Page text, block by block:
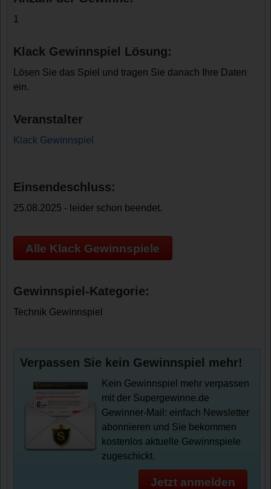
1
Klack Gewinnspiel Lösung:
Lösen Sie das Spiel und tragen Sie danach Ihre Daten
ein.
Veranstalter
Klack Gewinnspiel
Einsendeschluss:
25.08.2025 - leider schon beendet.
Alle Klack Gewinnspiele
Gewinnspiel-Kategorie:
Technik Gewinnspiel
Verpassen Sie kein Gewinnspiel mehr!
Kein Gewinnspiel mehr verpassen
mit der Supergewinne.de
Gewinner-Mail: einfach Newsletter
abonnieren und Sie bekommen
kostenlos aktuelle Gewinnspiele
zugeschickt.
Jetzt anmelden